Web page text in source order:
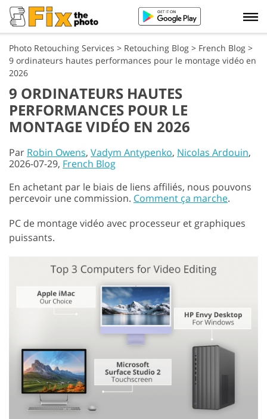
Photo Retouching Services > Retouching Blog > French Blog >
9 ordinateurs hautes performances pour le montage vidéo en
2026
9 ORDINATEURS HAUTES
PERFORMANCES POUR LE
MONTAGE VIDÉO EN 2026
Par Robin Owens, Vadym Antypenko, Nicolas Ardouin,
2026-07-29, French Blog
En achetant par le biais de liens affiliés, nous pouvons
percevoir une commission. Comment ça marche.
PC de montage vidéo avec processeur et graphiques
puissants.